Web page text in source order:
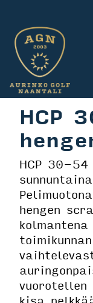
HCP
HCP 30-
hengen